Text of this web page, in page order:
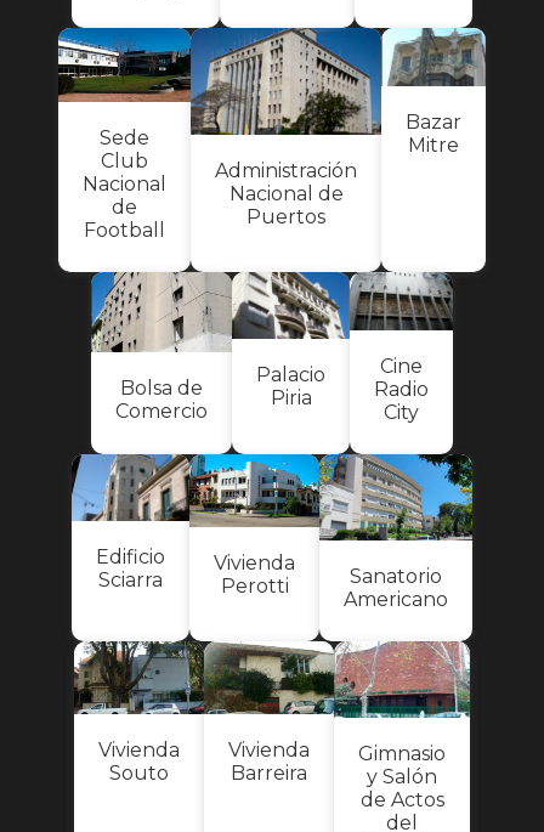
Sede
Club
Nacional
de
Football
Administración
Nacional de
Puertos
Bazar
Mitre
Bolsa de
Comercio
Palacio
Piria
Cine
Radio
City
Edificio
Sciarra
Vivienda
Perotti
Sanatorio
Americano
Vivienda
Souto
Vivienda
Barreira
Gimnasio
y Salón
de Actos
del